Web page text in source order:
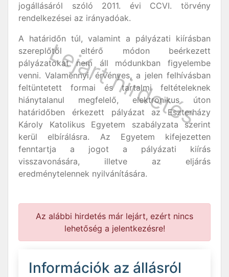
jogállásáról szóló 2011. évi CCVI. törvény
rendelkezései az irányadóak.
A határidőn túl, valamint a pályázati kiírásban
szereplőtől eltérő módon beérkezett
pályázatokat nem áll módunkban figyelembe
venni. Valamennyi, érvényes, a jelen felhívásban
feltüntetett formai és tartalmi feltételeknek
hiánytalanul megfelelő, elektronikus úton
határidőben érkezett pályázat az Eszterházy
Károly Katolikus Egyetem szabályzata szerint
kerül elbírálásra. Az Egyetem kifejezetten
fenntartja a jogot a pályázati kiírás
visszavonására, illetve az eljárás
eredménytelennek nyilvánítására.
Az alábbi hirdetés már lejárt, ezért nincs
lehetőség a jelentkezésre!
Információk az állásról